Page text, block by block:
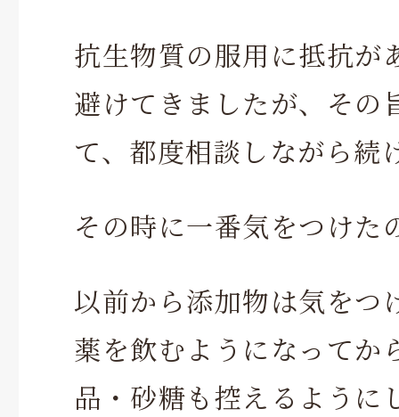
抗生物質の服用に抵抗が
避けてきましたが、その
て、都度相談しながら続
その時に一番気をつけた
以前から添加物は気をつ
薬を飲むようになってか
品・砂糖も控えるように